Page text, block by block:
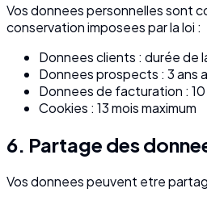
Vos donnees personnelles sont
conservation imposees par la loi :
Donnees clients : durée de
Donnees prospects : 3 ans
Donnees de facturation :
Cookies : 13 mois maximum
6. Partage des
Vos donnees peuvent etre